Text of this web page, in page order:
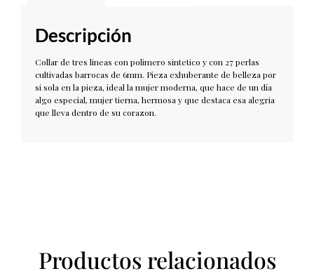
Descripción
Collar de tres lineas con polimero sintetico y con 27 perlas
cultivadas barrocas de 6mm. Pieza exhuberante de belleza por
si sola en la pieza, ideal la mujer moderna, que hace de un día
algo especial, mujer tierna, hermosa y que destaca esa alegria
que lleva dentro de su corazon.
Productos relacionados